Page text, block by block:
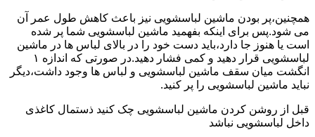
همچنین،پر بودن ماشین لباسشویی نیز باعث کاهش طول عمر آن
می شود.پس برای اینکه بفهمید ماشین لباسشویی شما پر شده
است یا هنوز جا دارد،باید دست خود را در بالای لباس ها در ماشین
لباسشویی قرار دهید و کمی فشار دهید.در صورتی که اندازه ۱
انگشت میان سقف ماشین لباسشویی و لباس ها وجود داشت،دیگر
نباید ماشین لباسشویی را پر کنید.
قبل از روشن کردن ماشین لباسشویی چک کنید ذستمال کاغذی
داخل لباسشویی نباشد